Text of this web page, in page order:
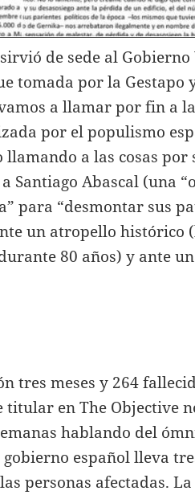
de sede al Gobierno
tomada por la Gestapo
a llamar por fin a
por el populismo
a las cosas por
Santiago Abascal (una
para “desmontar sus
un atropello histórico
80 años) y ante
tres meses y 264
titular en The Objective
hablando del
español lleva
personas afectadas.